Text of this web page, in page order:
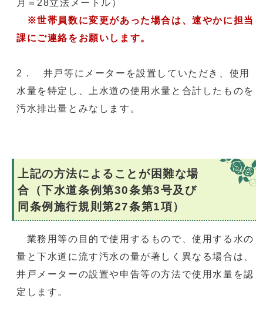
月＝28立法メートル）
※世帯員数に変更があった場合は、速やかに担当
課にご連絡をお願いします。
2． 井戸等にメーターを設置していただき、使用
水量を特定し、上水道の使用水量と合計したものを
汚水排出量とみなします。
上記の方法によることが困難な場
合（下水道条例第30条第3号及び
同条例施行規則第27条第1項）
業務用等の目的で使用するもので、使用する水の
量と下水道に流す汚水の量が著しく異なる場合は、
井戸メーターの設置や申告等の方法で使用水量を認
定します。